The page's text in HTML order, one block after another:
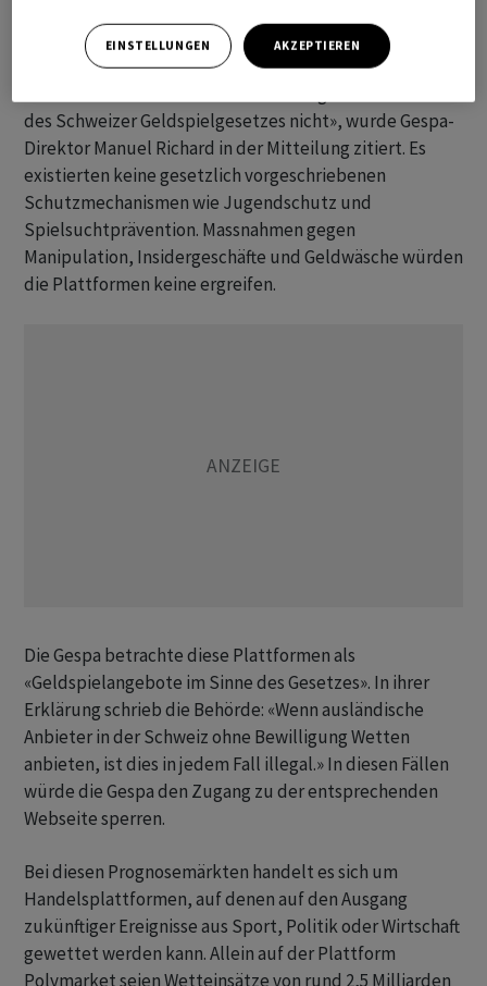
des Schweizer Geldspielgesetzes nicht», wurde Gespa-
Direktor Manuel Richard in der Mitteilung zitiert. Es
existierten keine gesetzlich vorgeschriebenen
Schutzmechanismen wie Jugendschutz und
Spielsuchtprävention. Massnahmen gegen
Manipulation, Insidergeschäfte und Geldwäsche würden
die Plattformen keine ergreifen.
Die Gespa betrachte diese Plattformen als
«Geldspielangebote im Sinne des Gesetzes». In ihrer
Erklärung schrieb die Behörde: «Wenn ausländische
Anbieter in der Schweiz ohne Bewilligung Wetten
anbieten, ist dies in jedem Fall illegal.» In diesen Fällen
würde die Gespa den Zugang zu der entsprechenden
Webseite sperren.
Bei diesen Prognosemärkten handelt es sich um
Handelsplattformen, auf denen auf den Ausgang
zukünftiger Ereignisse aus Sport, Politik oder Wirtschaft
gewettet werden kann. Allein auf der Plattform
Polymarket seien Wetteinsätze von rund 2,5 Milliarden
EINSTELLUNGEN AKZEPTIEREN